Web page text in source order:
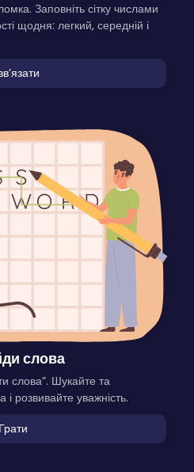
Заповніть сітку числами
щодня: легкий, середній і
слова
слова”. Шукайте та
розвивайте уважність.
Грати